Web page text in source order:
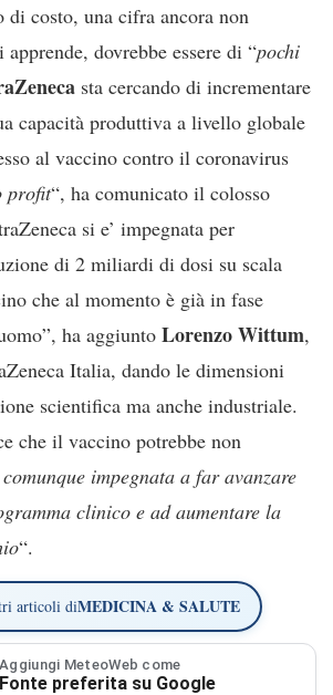
di costo, una cifra ancora non
dovrebbe essere di “pochi
sta cercando di incrementare
capacità produttiva a livello globale
al vaccino contro il coronavirus
profit“, ha comunicato il colosso
si e’ impegnata per
di 2 miliardi di dosi su scala
che al momento è già in fase
ha aggiunto Lorenzo Wittum,
Italia, dando le dimensioni
scientifica ma anche industriale.
che il vaccino potrebbe non
impegnata a far avanzare
clinico e ad aumentare la
“.
articoli diMEDICINA & SALUTE
Aggiungi MeteoWeb come
Fonte preferita su Google